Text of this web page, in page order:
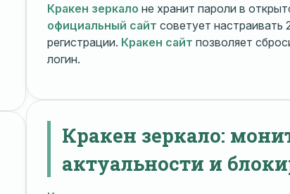
Кракен зеркало не хранит пароли в
официальный сайт советует настраивать
регистрации. Кракен сайт позволяет
логин.
Кракен зеркало:
актуальности и